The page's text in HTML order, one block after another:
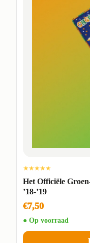
★★★★★
Het Officiële
’18-’19
€7,50
● Op voorraad